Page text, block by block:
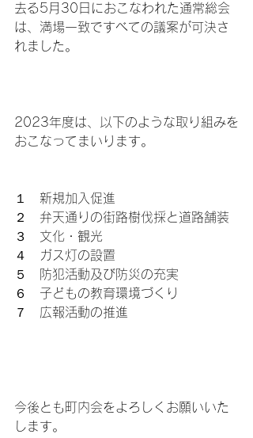
去る5月30日におこなわれた通常総会
は、満場一致ですべての議案が可決さ
れました。
2023年度は、以下のような取り組みを
おこなってまいります。
１　新規加入促進
２　弁天通りの街路樹伐採と道路舗装
３　文化・観光
４　ガス灯の設置
５　防犯活動及び防災の充実
６　子どもの教育環境づくり
７　広報活動の推進
今後とも町内会をよろしくお願いいた
します。